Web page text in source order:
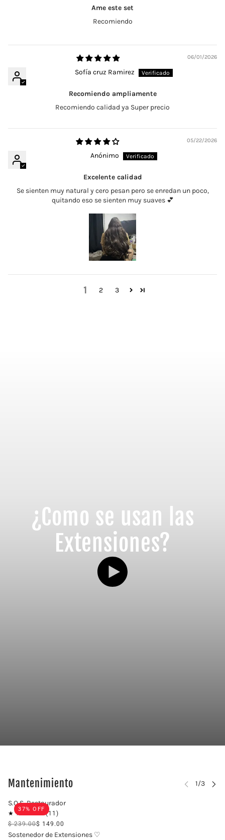
Ame este set
Recomiendo
06/01/2026
Sofía cruz Ramirez
Recomiendo ampliamente
Recomiendo calidad ya Super precio
05/22/2026
Anónimo
Excelente calidad
Se sienten muy natural y cero pesan pero se enredan un poco,
quitando eso se sienten muy suaves 💕
1 2 3
¿Como se usan las
Extensiones?
Mantenimiento
37% OFF
S.O.S. Restaurador
$ 239.00$ 149.00
Sostenedor de Extensiones ♡